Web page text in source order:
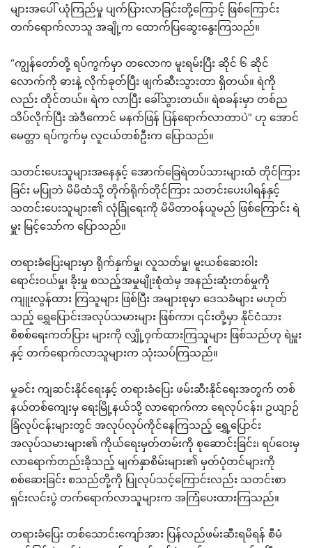
များအပေါ် ယုံကြည်မှု ပျက်ပြားလာခြင်းတို့ကြောင့် ဖြစ်ကြောင်း
တက်ရောက်လာသူ အချို့က ထောက်ပြဆွေးနွေးကြသည်။
“ကျွန်တော်တို့ ရပ်ကွက်မှာ တလောက မူးရမ်းပြီး ဆိုင် ၆ ဆိုင်
လောက်ကို ဓားနဲ့ လိုက်ခုတ်ပြီး ဖျက်ဆီးသွားတာ ရှိတယ်။ ရဲကို
လည်း တိုင်တယ်။ ရဲက လာပြီး ခေါ်သွားတယ်။ ရဲစခန်းမှာ တစ်ည
သိပ်လိုက်ပြီး အဲဒီကောင် မနက်ဖြန် ပြန်ရောက်လာတာပဲ” ဟု အောင်
မေတ္တာ ရပ်ကွက်မှ လူငယ်တစ်ဦးက ပြောသည်။
သတင်းပေးသူများအနေနှင့် အောက်ခြေရဲတပ်သားများထံ တိုင်ကြား
ခြင်း မပြုဘဲ မိမိထံသို့ တိုက်ရိုက်တိုင်ကြား သတင်းပေးပါရန်နှင့်
သတင်းပေးသူများ၏ လုံခြုံရေးကို မိမိတာဝန်ယူမည် ဖြစ်ကြောင်း ရဲ
မှူး မြင့်သော်က ပြောသည်။
တရားခံပြေးများမှာ ရိုက်နှက်မှု၊ လူသတ်မှု၊ မူးယစ်ဆေးဝါး
ရောင်းဝယ်မှု၊ ခိုးမှု စသည့်အမှုမျိုးစုံထဲမှ အနည်းဆုံးတစ်မှုကို
ကျူးလွန်ထား ကြသူများ ဖြစ်ပြီး အများစုမှာ ဒေသခံများ မဟုတ်
သည့် ရွှေပြောင်းအလုပ်သမားများ ဖြစ်ကာ၊ ၎င်းတို့မှာ နိုင်ငံသား
စိစစ်ရေးကတ်ပြား များကို လျှို့ဝှက်ထားကြသူများ ဖြစ်သည်ဟု ရဲမှူး
နှင့် တက်ရောက်လာသူများက သုံးသပ်ကြသည်။
မှုခင်း ကျဆင်းနိုင်ရေးနှင့် တရားခံပြေး ဖမ်းဆီးနိုင်ရေးအတွက် တစ်
နယ်တစ်ကျေးမှ ရေးမြို့နယ်သို့ လာရောက်ကာ ရေလုပ်ငန်း၊ ဥယျာဉ်
ခြံလုပ်ငန်းများတွင် အလုပ်လုပ်ကိုင်နေကြသည့် ရွှေ့ပြောင်း
အလုပ်သမားများ၏ ကိုယ်ရေးမှတ်တမ်းကို စုဆောင်းခြင်း၊ ရပ်ဝေးမှ
လာရောက်တည်းခိုသည့် မျက်နှာစိမ်းများ၏ မှတ်ပုံတင်များကို
စစ်ဆေးခြင်း စသည်တို့ကို ပြုလုပ်သင့်ကြောင်းလည်း သတင်းစာ
ရှင်းလင်းပွဲ တက်ရောက်လာသူများက အကြံပေးထားကြသည်။
တရားခံပြေး တစ်သောင်းကျော်အား ပြန်လည်ဖမ်းဆီးရမိရန် စီမံ